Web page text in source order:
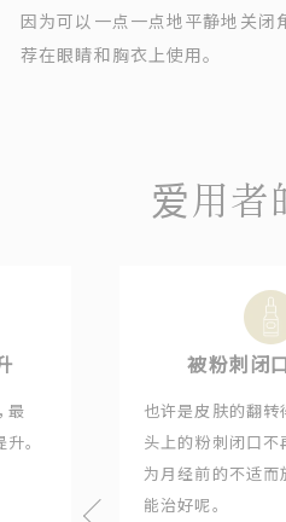
因为可以一点一点地平静地关闭
荐在眼睛和胸衣上使用。
爱用者
最
。
被粉刺闭
也许是皮肤的翻转
头上的粉刺闭口不
为月经前的不适而
能治好呢。